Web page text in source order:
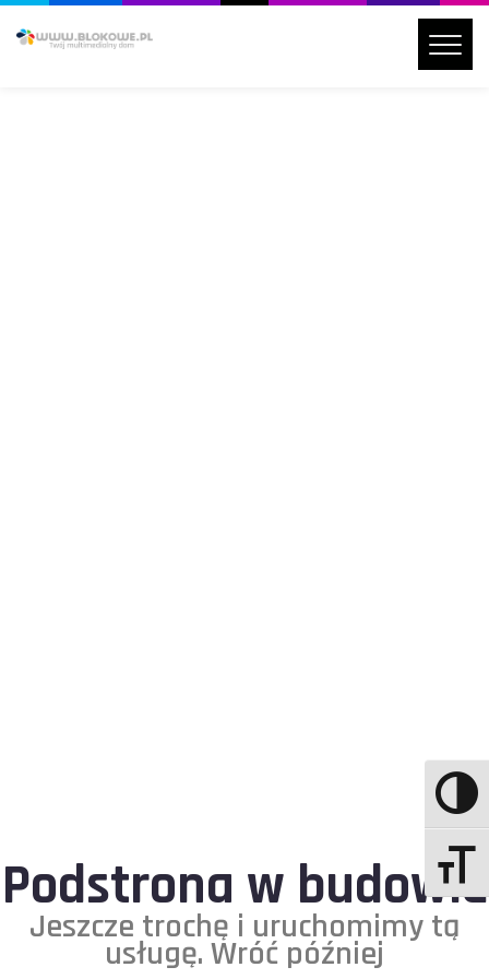
Podstrona w budowie
Jeszcze trochę i uruchomimy tą
usługę. Wróć później